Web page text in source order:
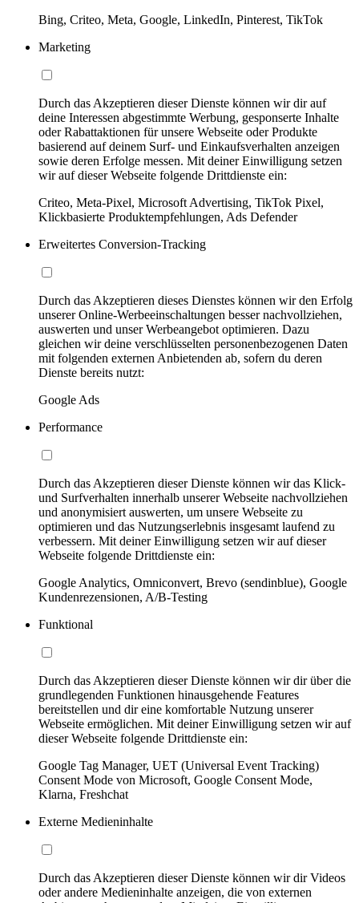
Bing, Criteo, Meta, Google, LinkedIn, Pinterest, TikTok
Marketing
Durch das Akzeptieren dieser Dienste können wir dir auf
deine Interessen abgestimmte Werbung, gesponserte Inhalte
oder Rabattaktionen für unsere Webseite oder Produkte
basierend auf deinem Surf- und Einkaufsverhalten anzeigen
sowie deren Erfolge messen. Mit deiner Einwilligung setzen
wir auf dieser Webseite folgende Drittdienste ein:
Criteo, Meta-Pixel, Microsoft Advertising, TikTok Pixel,
Klickbasierte Produktempfehlungen, Ads Defender
Erweitertes Conversion-Tracking
Durch das Akzeptieren dieses Dienstes können wir den Erfolg
unserer Online-Werbeeinschaltungen besser nachvollziehen,
auswerten und unser Werbeangebot optimieren. Dazu
gleichen wir deine verschlüsselten personenbezogenen Daten
mit folgenden externen Anbietenden ab, sofern du deren
Dienste bereits nutzt:
Google Ads
Performance
Durch das Akzeptieren dieser Dienste können wir das Klick-
und Surfverhalten innerhalb unserer Webseite nachvollziehen
und anonymisiert auswerten, um unsere Webseite zu
optimieren und das Nutzungserlebnis insgesamt laufend zu
verbessern. Mit deiner Einwilligung setzen wir auf dieser
Webseite folgende Drittdienste ein:
Google Analytics, Omniconvert, Brevo (sendinblue), Google
Kundenrezensionen, A/B-Testing
Funktional
Durch das Akzeptieren dieser Dienste können wir dir über die
grundlegenden Funktionen hinausgehende Features
bereitstellen und dir eine komfortable Nutzung unserer
Webseite ermöglichen. Mit deiner Einwilligung setzen wir auf
dieser Webseite folgende Drittdienste ein:
Google Tag Manager, UET (Universal Event Tracking)
Consent Mode von Microsoft, Google Consent Mode,
Klarna, Freshchat
Externe Medieninhalte
Durch das Akzeptieren dieser Dienste können wir dir Videos
oder andere Medieninhalte anzeigen, die von externen